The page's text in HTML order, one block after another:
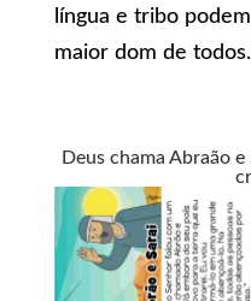
língua e tribo
maior dom de todos.
Deus chama Abraão